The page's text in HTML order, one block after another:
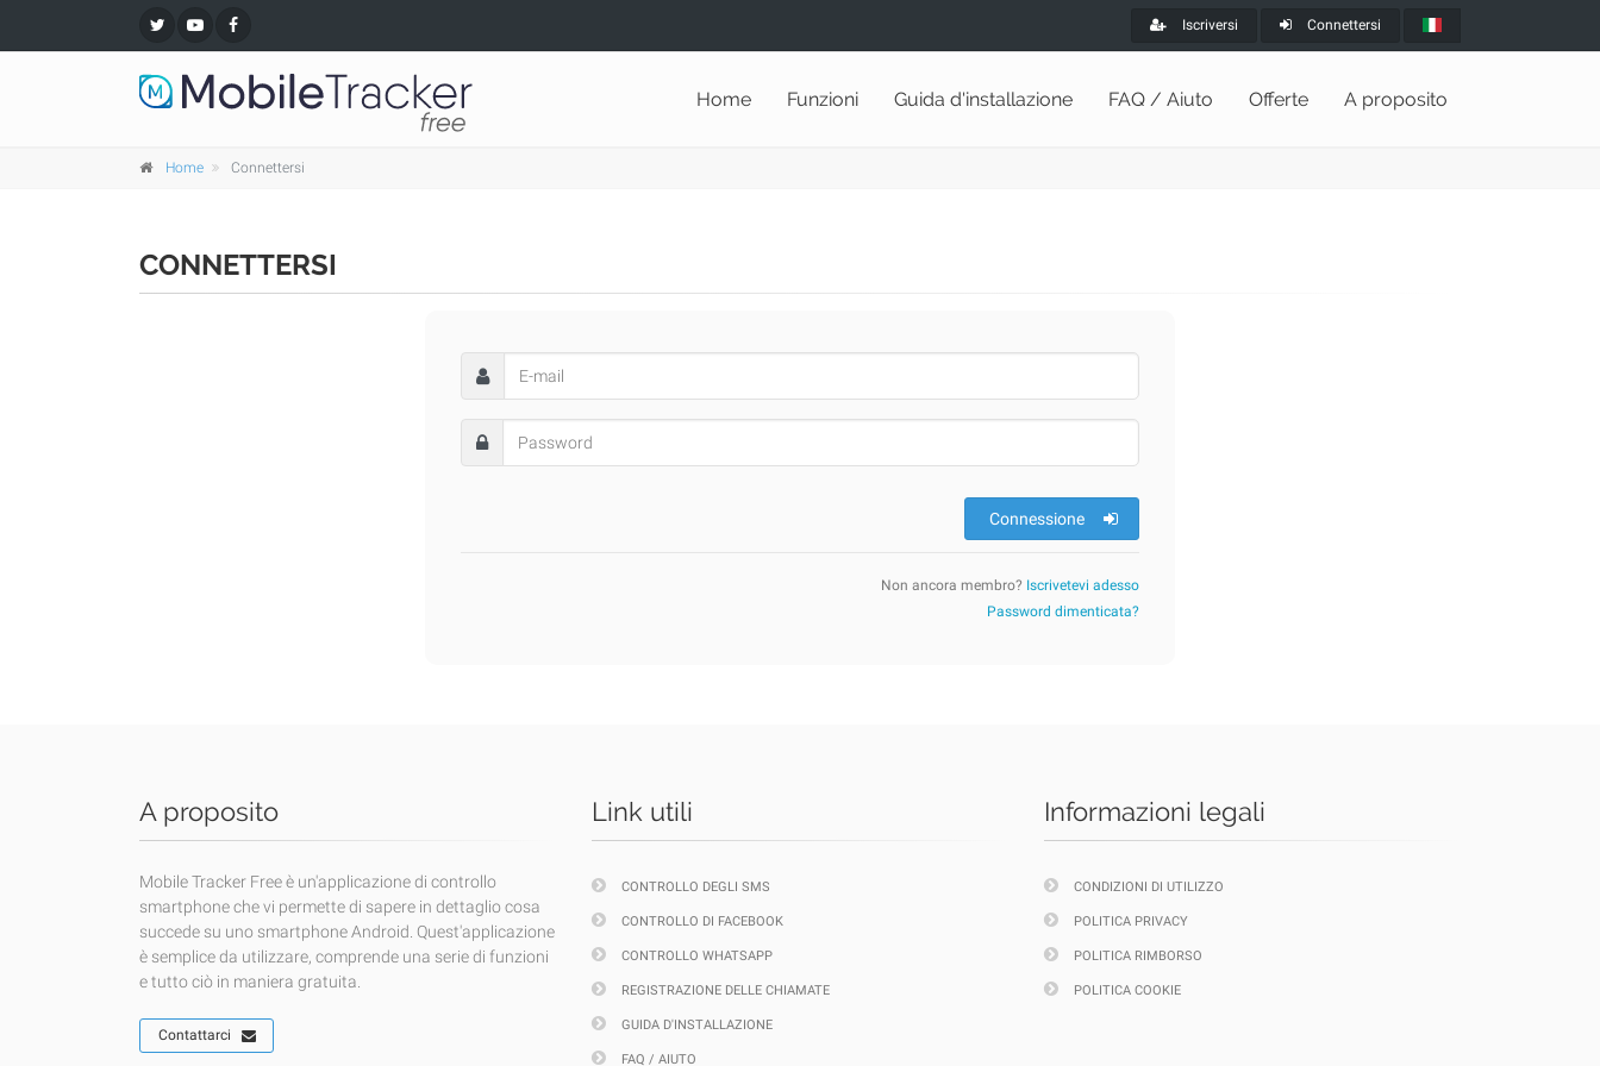
Iscriversi Connettersi
Home Funzioni Guida d'installazione FAQ / Aiuto Offerte A proposito
Home Connettersi
CONNETTERSI
Connessione
Non ancora membro? Iscrivetevi adesso
Password dimenticata?
A proposito
Mobile Tracker Free è un'applicazione di controllo
smartphone che vi permette di sapere in dettaglio cosa
succede su uno smartphone Android. Quest'applicazione
è semplice da utilizzare, comprende una serie di funzioni
e tutto ciò in maniera gratuita.
Contattarci
Link utili
CONTROLLO DEGLI SMS
CONTROLLO DI FACEBOOK
CONTROLLO WHATSAPP
REGISTRAZIONE DELLE CHIAMATE
GUIDA D'INSTALLAZIONE
FAQ / AIUTO
Informazioni legali
CONDIZIONI DI UTILIZZO
POLITICA PRIVACY
POLITICA RIMBORSO
POLITICA COOKIE